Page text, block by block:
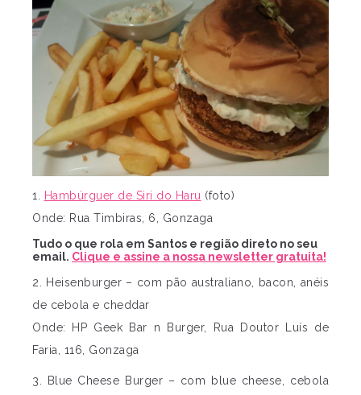
1. Hambúrguer de Siri do Haru (foto)
Onde: Rua Timbiras, 6, Gonzaga
Tudo o que rola em Santos e região direto no seu
email. Clique e assine a nossa newsletter gratuita!
2. Heisenburger – com pão australiano, bacon, anéis
de cebola e cheddar
Onde: HP Geek Bar n Burger, Rua Doutor Luís de
Faria, 116, Gonzaga
3. Blue Cheese Burger – com blue cheese, cebola